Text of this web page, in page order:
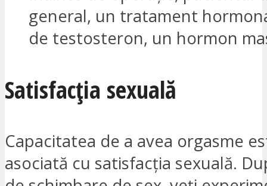
general, un tratament
de testosteron, un hormon
Satisfacția sexuală
Capacitatea de a avea orgasme
asociată cu satisfacția sexuală.